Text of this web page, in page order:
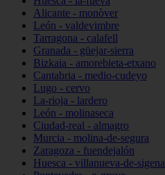
Alicante - monòver
León - valdevimbre
Tarragona - calafell
Granada - güejar-sierra
Bizkaia - amorebieta-etxano
Cantabria - medio-cudeyo
Lugo - cervo
La-rioja - lardero
León - molinaseca
Ciudad-real - almagro
Murcia - molina-de-segura
Zaragoza - fuendejalón
Huesca - villanueva-de-sigena